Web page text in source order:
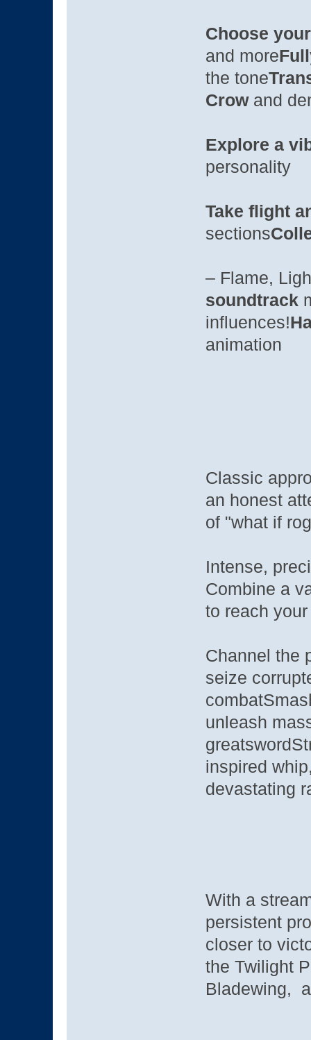
Choose
and more
the tone
Crowand
Explore a
personality
Take flight
sections
– Flame,
soundtrack
influences!
animation
Classic
an honest
of "what if
Intense,
Combine a
to reach
Channel the
seize
unleash
inspired
devastating
With a
persistent
closer to
the Twilight
Bladewing,